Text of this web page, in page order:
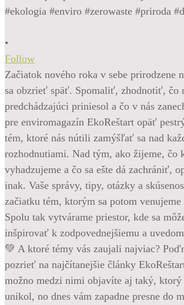
•
Follow
Začiatok nového roka v sebe prirodzene
sa obzrieť späť. Spomaliť, zhodnotiť, čo
predchádzajúci priniesol a čo v nás
pre enviromagazín EkoReštart opäť
tém, ktoré nás nútili zamýšľať sa nad
rozhodnutiami. Nad tým, ako žijeme, čo
vyhadzujeme a čo sa ešte dá zachrániť,
inak. Vaše správy, tipy, otázky a
začiatku tém, ktorým sa potom venujeme
Spolu tak vytvárame priestor, kde sa
inšpirovať k zodpovednejšiemu a
💚 A ktoré témy vás zaujali najviac?
pozrieť na najčítanejšie články
možno medzi nimi objavíte aj taký, ktorý
unikol, no dnes vám zapadne presne do